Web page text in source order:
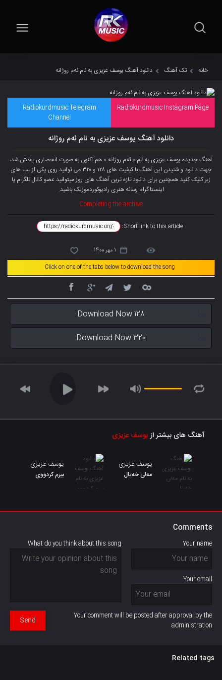
خانه تک آهنگ دانلود آهنگ یوسف عزیزی به نام ئەم روژانه
Radiokurdmusic Instagram Page
Radiokurdmusic Telegram
Channel
دانلود آهنگ یوسف عزیزی به نام ئەم روژانه
آهنگ جدیده یوسف عزیزی به نام « ئەم روژانه » هم اکنون به صورت انحصاری پخش شد،
جهت دانلود و شنیدن این آهنگ با کیفیت های ۱۲۸ و ۳۲۰ می توانید روی یکی از تب های
زیر کلیک کنید همچنین برای دانلود تازه ترین آهنگ های روز میتوانیدعضو کانال تلگرام یا
اینستاگرام رسانه هنری رادیوکوردموزیک باشید.
Completing the archive
Short link to this article :
1 مهر 1400
Click on one of the tabs below to download the song
Download Now 128
Download Now 320
آهنگ های بیشتر ازیوسف عزیزی
یوسف عزیزی
مەلی خەیال
یوسف عزیزی
بیرم کردووی
Comments
Your name
Your email
What do you think about this song
Your comment will be posted after approval by the
administration
Send
Related tags